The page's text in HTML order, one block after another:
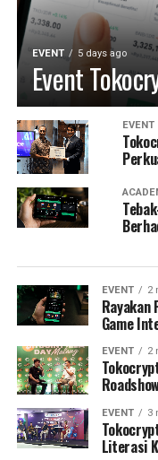
EVENT 5 days ago
Event
EVENT
EVENT 2
Rayakan
Game
EVENT 2
EVENT 3
Literasi